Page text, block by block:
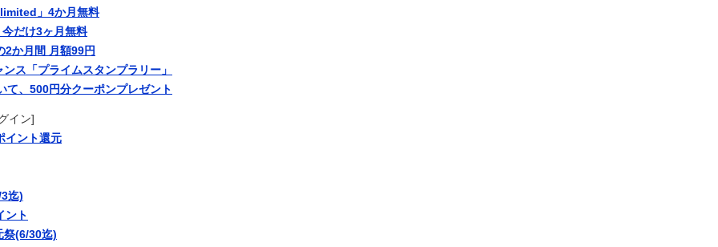
は？
おけるコスプレや軍装の禁止を発表
」一覧ｗｗｗｗｗｗｗｗｗ
が決定「全力で頑張ります」（関連まとめ）
のためFC東京と再契約
策した結果→ちゃんと理解してて笑うｗｗｗ【タイ人の反応】
ス移籍当日にデビュー！圧巻3連続ブロックも披露で現地サポ
イテッドの“ゆないくー”、ホーム開幕戦に新フェイスで登場
で負け属性を発揮してしまう…
ね 第6話の海外反応
」4か月無料
だけ3ヶ月無料
2か月間 月額99円
ス「プライムスタンプラリー」
、500円分クーポンプレゼント
イン]
イント還元
迄)
ント
祭(6/30迄)